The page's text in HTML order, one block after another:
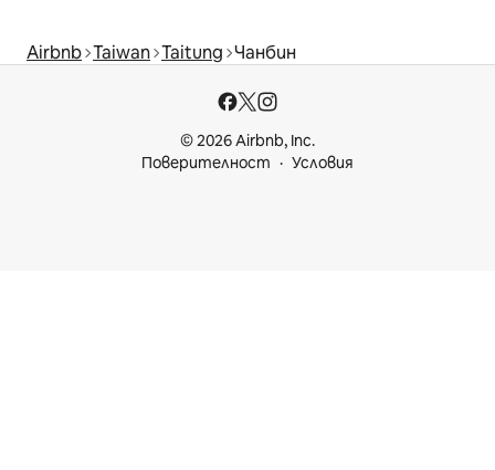
Airbnb Taiwan Taitung Чанбин
© 2026 Airbnb, Inc.
Поверителност
Условия